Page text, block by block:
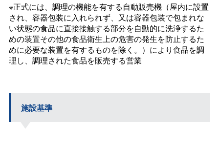
※正式には、調理の機能を有する自動販売機（屋内に設置
され、容器包装に入れられず、又は容器包装で包まれな
い状態の食品に直接接触する部分を自動的に洗浄するた
めの装置その他の食品衛生上の危害の発生を防止するた
めに必要な装置を有するものを除く。）により食品を調
理し、調理された食品を販売する営業
施設基準